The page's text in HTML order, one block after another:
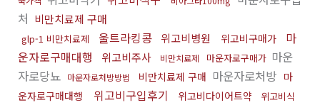
처 비만치료제 구매
glp-1 비만치료제 울트라킹콩 위고비병원 위고비구매가
마
운자로구매대행
위고비주사 비만치료제 마운자로구매가 마운
자로당뇨 마운자로처방방법 비만치료제 구매 마운자로처방 마
운자로구매대행
위고비구입후기 위고비다이어트약
위고비식